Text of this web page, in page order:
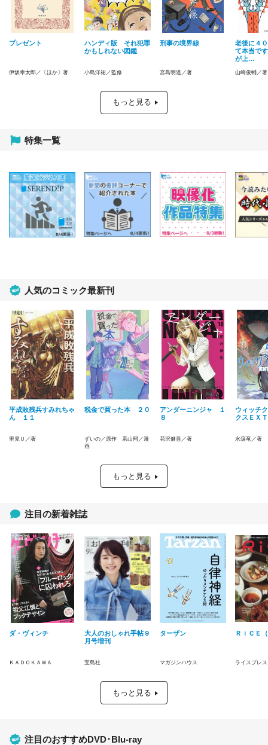
プレゼント
伊坂幸太郎／〔ほか〕著
ハンディ版 それ犯罪
かもしれない図鑑
小島洋祐／監修
刑事の境界線
宮島明道／著
老後に４
て本当で
が上…
山崎俊輔／著
もっと見る
特集一覧
人気のコミック最新刊
平成敗残兵すみれちゃ
ん １１
里見Ｕ／著
税金で買った本 ２０
ずいの／原作 系山冏／漫
画
アンダーニンジャ １
８
花沢健吾／著
ウィッチ
クスＥＸ
水薙竜／著
もっと見る
注目の新着雑誌
ダ・ヴィンチ
ＫＡＤＯＫＡＷＡ
大人のおしゃれ手帖９
月号増刊
宝島社
ターザン
マガジンハウス
ＲｉＣＥ
ライスプレス
もっと見る
注目のおすすめDVD･Blu-ray